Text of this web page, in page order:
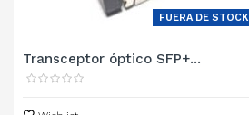
FUERA DE STOCK
Transceptor óptico SFP+...